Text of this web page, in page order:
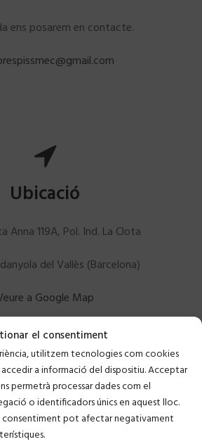
el consentiment
utilitzem tecnologies com cookies
a informació del dispositiu. Acceptar
permetrà processar dades com el
o identificadors únics en aquest lloc.
pot afectar negativament
ens posarem en contacte.
Ubicació
Anna 119A, Pol. Ind. La Clota
del Vallès (Barcelona)
a Google Map